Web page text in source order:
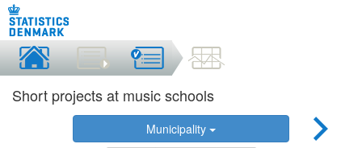
Short projects at music schools
Municipality